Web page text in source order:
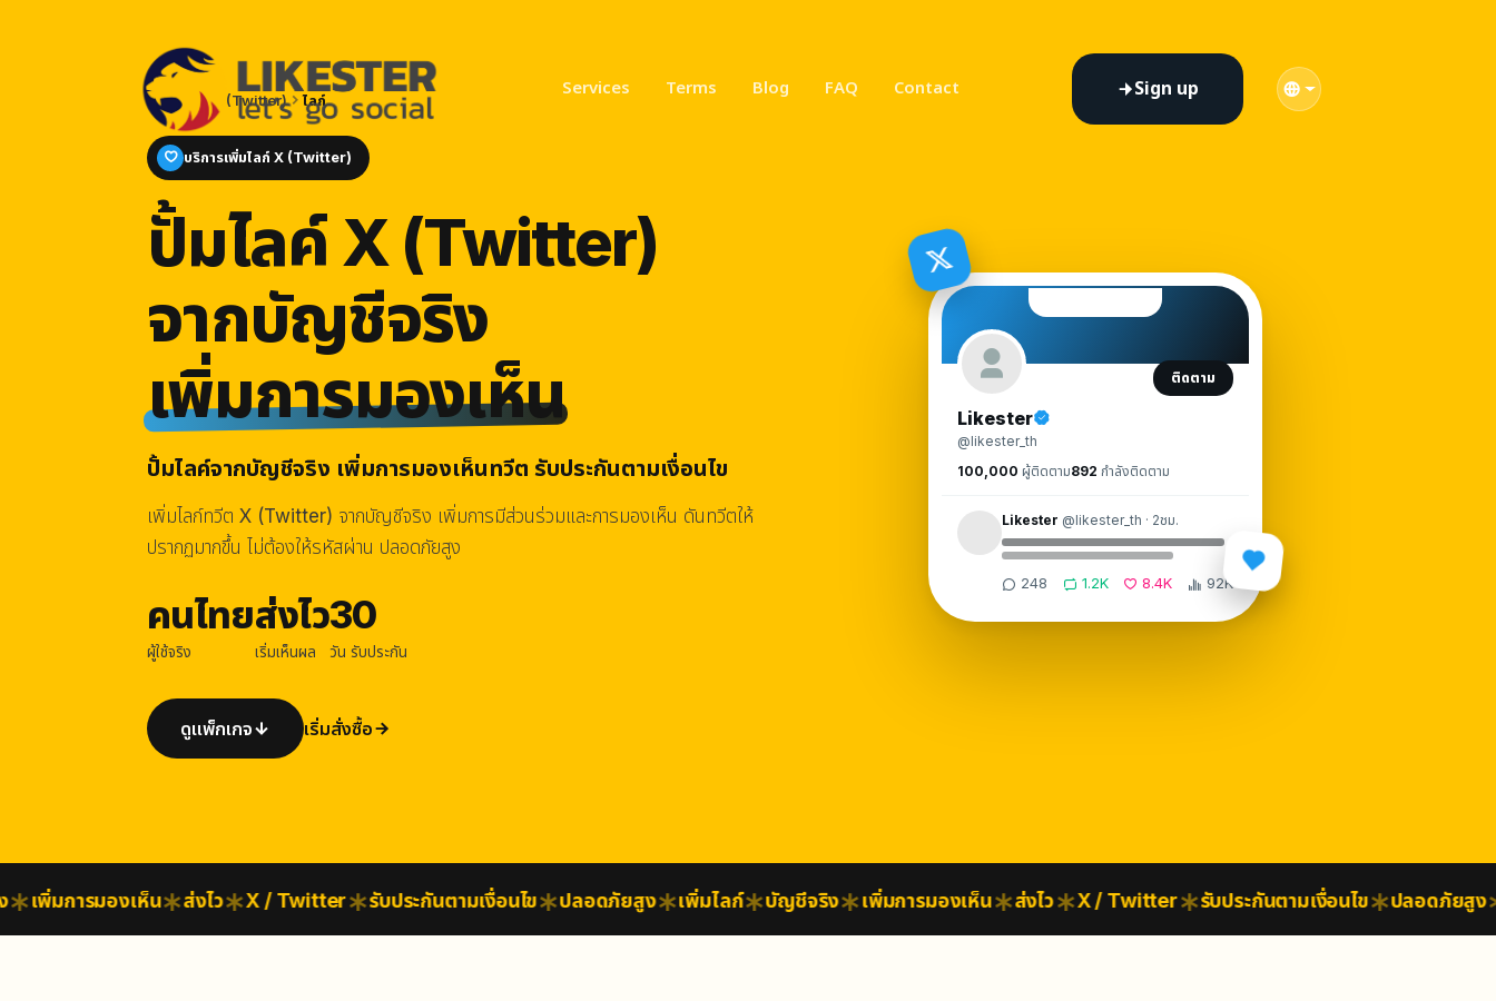
Services Terms Blog FAQ Contact Sign up
หน้าแรก X (Twitter) ไลก์
บริการเพิ่มไลก์ X (Twitter)
ปั้มไลค์ X (Twitter)
จากบัญชีจริง
เพิ่มการมองเห็น
ปั้มไลค์จากบัญชีจริง เพิ่มการมองเห็นทวีต รับประกันตามเงื่อนไข
เพิ่มไลก์ทวีต X (Twitter) จากบัญชีจริง เพิ่มการมีส่วนร่วมและการมองเห็น ดันทวีตให้
ปรากฏมากขึ้น ไม่ต้องให้รหัสผ่าน ปลอดภัยสูง
คนไทย
ผู้ใช้จริง
ส่งไว
เริ่มเห็นผล
30
วัน รับประกัน
ดูแพ็กเกจ เริ่มสั่งซื้อ
ติดตาม
Likester
@likester_th
100,000 ผู้ติดตาม892 กำลังติดตาม
Likester @likester_th · 2ชม.
248 1.2K 8.4K 92K
เพิ่มการมองเห็น ส่งไว X / Twitter รับประกันตามเงื่อนไข ปลอดภัยสูง เพิ่มไลก์ บัญชีจริง เพิ่มการมองเห็น ส่งไว X / Twitter รับประกันตามเงื่อนไข ปลอดภัยสูง